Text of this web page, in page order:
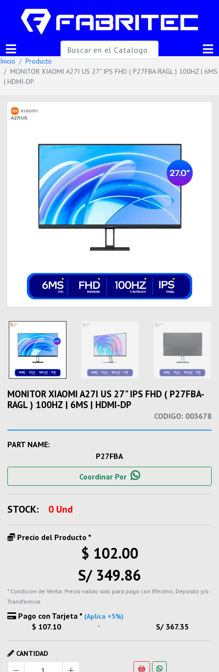
Inicio
Producto
MONITOR XIAOMI A27I US 27" IPS FHD ( P27FBA-RAGL ) 100HZ | 6MS
| HDMI-DP
MONITOR XIAOMI A27I US 27" IPS FHD ( P27FBA-
RAGL ) 100HZ | 6MS | HDMI-DP
CODIGO: 003678
PART NAME:
P27FBA
Coordinar Por
STOCK: 0 Und
Precio del Producto *
$ 102.00
S/ 349.86
* Condicion de Venta: Precio valido solo para pago con Efectivo, Deposito y/o
Transferecia.
Pago con Tarjeta * (Aplica +5%)
$ 107.10 - S/ 367.35
CANTIDAD